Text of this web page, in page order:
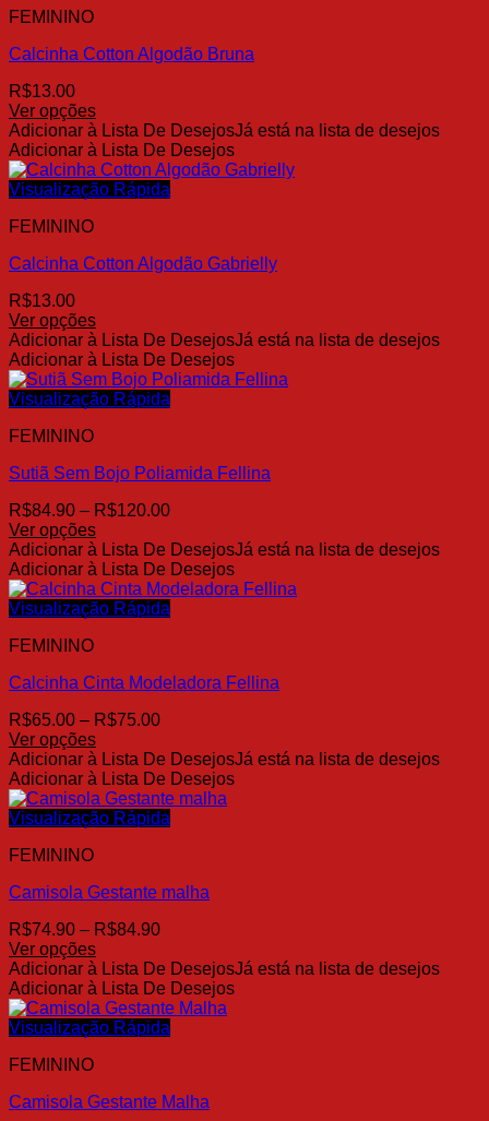
As
podem
escolhidas
na
página
do
produto
FEMININO
Calcinha Cotton Algodão Bruna
R$13.00
Ver opções
Este
produto
tem
várias
As
podem
escolhidas
na
página
do
produto
Adicionar à Lista De DesejosJá está na lista de desejos
Adicionar à Lista De Desejos
Visualização Rápida
FEMININO
Calcinha Cotton Algodão Gabrielly
R$13.00
Ver opções
Este
produto
tem
várias
As
podem
escolhidas
na
página
do
produto
Adicionar à Lista De DesejosJá está na lista de desejos
Adicionar à Lista De Desejos
Visualização Rápida
FEMININO
Sutiã Sem Bojo Poliamida Fellina
R$84.90 – R$120.00Faixa
preço:
R$84.90
através
Ver opções
Este
produto
tem
várias
As
podem
escolhidas
na
página
do
produto
Adicionar à Lista De DesejosJá está na lista de desejos
Adicionar à Lista De Desejos
Visualização Rápida
FEMININO
Calcinha Cinta Modeladora Fellina
R$65.00 – R$75.00Faixa
preço:
R$65.00
através
R$75.00
Ver opções
Este
produto
tem
várias
As
podem
escolhidas
na
página
do
produto
Adicionar à Lista De DesejosJá está na lista de desejos
Adicionar à Lista De Desejos
Visualização Rápida
FEMININO
Camisola Gestante malha
R$74.90 – R$84.90Faixa
preço:
R$74.90
através
R$84.90
Ver opções
Este
produto
tem
várias
As
podem
Adicionar à Lista De DesejosJá está na lista de desejos
Adicionar à Lista De Desejos
Visualização Rápida
FEMININO
Camisola Gestante Malha